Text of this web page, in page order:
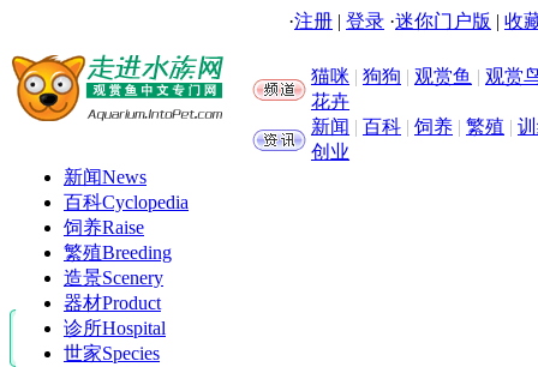
·注册 | 登录 ·迷你门户版 | 收
猫咪 | 狗狗 | 观赏鱼 | 观赏
花卉
新闻 | 百科 | 饲养 | 繁殖 |
创业
新闻News
百科Cyclopedia
饲养Raise
繁殖Breeding
造景Scenery
器材Product
诊所Hospital
世家Species